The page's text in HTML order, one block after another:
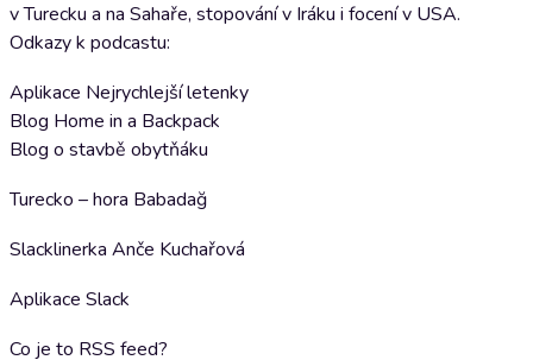
v Turecku a na Sahaře, stopování v Iráku i focení v USA.
Odkazy k podcastu:
Aplikace Nejrychlejší letenky
Blog Home in a Backpack
Blog o stavbě obytňáku
Turecko – hora Babadağ
Slacklinerka Anče Kuchařová
Aplikace Slack
Co je to RSS feed?